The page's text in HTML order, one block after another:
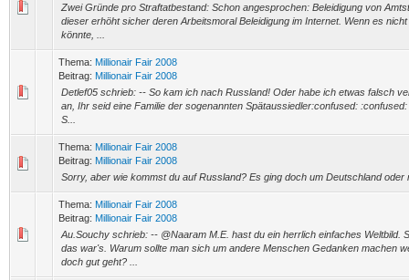
Zwei Gründe pro Straftatbestand: Schon angesprochen: Beleidigung von
dieser erhöht sicher deren Arbeitsmoral Beleidigung im Internet. Wenn es
könnte, ...
Thema: Millionair Fair 2008
Beitrag: Millionair Fair 2008
Detlef05 schrieb: -- So kam ich nach Russland! Oder habe ich etwas falsch
an, Ihr seid eine Familie der sogenannten Spätaussiedler:confused:
S...
Thema: Millionair Fair 2008
Beitrag: Millionair Fair 2008
Sorry, aber wie kommst du auf Russland? Es ging doch um Deutschland oder
Thema: Millionair Fair 2008
Beitrag: Millionair Fair 2008
Au.Souchy schrieb: -- @Naaram M.E. hast du ein herrlich einfaches Weltbild.
das war's. Warum sollte man sich um andere Menschen Gedanken machen
doch gut geht? ...